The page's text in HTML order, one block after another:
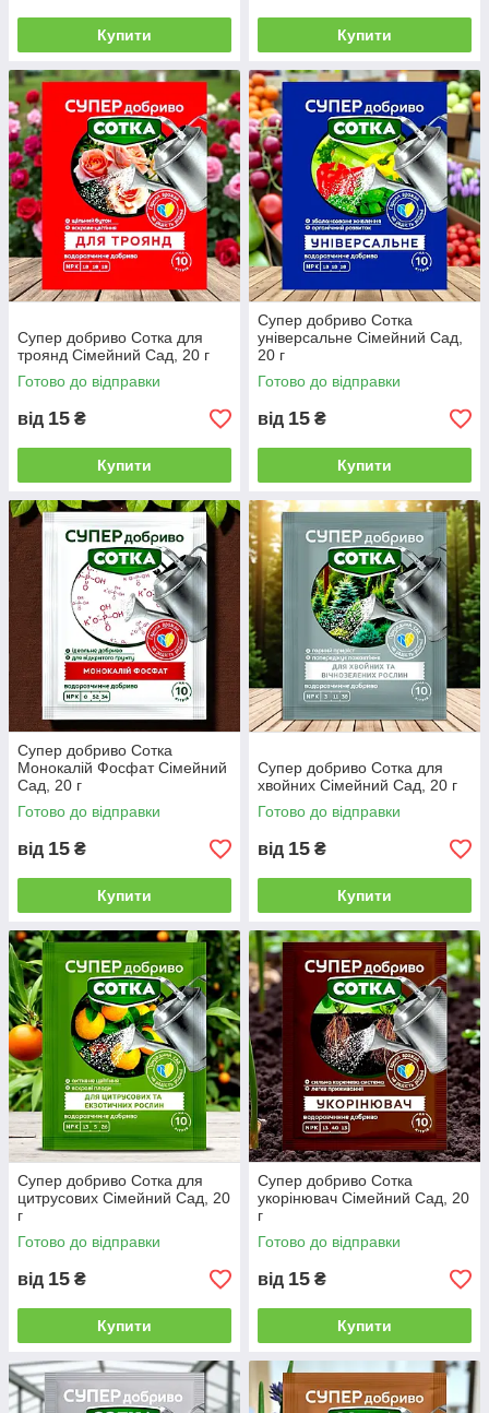
Купити Купити
Супер добриво Сотка для
троянд Сімейний Сад, 20 г
Готово до відправки
від 15 ₴
Купити
Супер добриво Сотка
універсальне Сімейний Сад,
20 г
Готово до відправки
від 15 ₴
Купити
Супер добриво Сотка
Монокалій Фосфат Сімейний
Сад, 20 г
Готово до відправки
від 15 ₴
Купити
Супер добриво Сотка для
хвойних Сімейний Сад, 20 г
Готово до відправки
від 15 ₴
Купити
Супер добриво Сотка для
цитрусових Сімейний Сад, 20
г
Готово до відправки
від 15 ₴
Купити
Супер добриво Сотка
укорінювач Сімейний Сад, 20
г
Готово до відправки
від 15 ₴
Купити